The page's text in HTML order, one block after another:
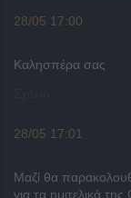
28/05 17:00
Καλησπέρα σας
28/05 17:01
Μαζί θα
για τα ημιτελικά της